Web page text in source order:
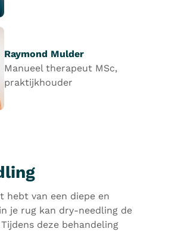
Raymond Mulder
Manueel therapeut MSc,
praktijkhouder
hebt van een diepe en
je rug kan dry-needling de
deze behandeling